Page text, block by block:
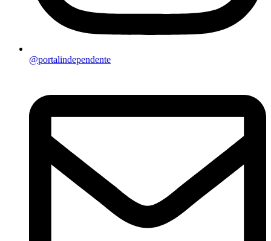
@portalindependente